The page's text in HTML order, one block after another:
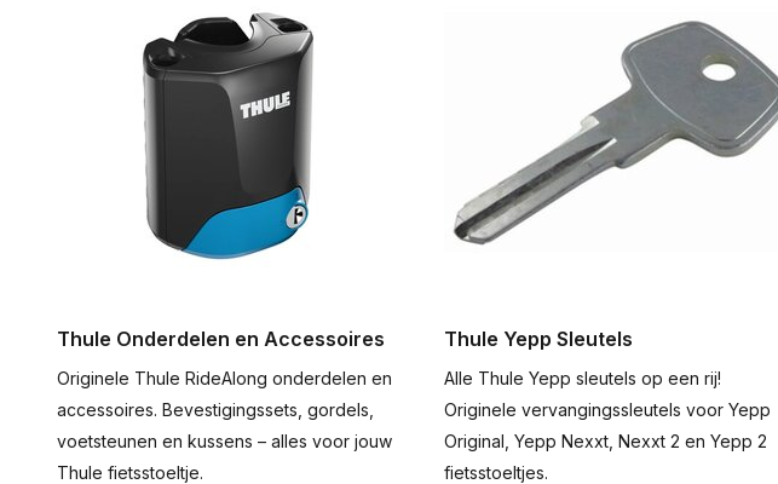
Thule Onderdelen en Accessoires
Originele Thule RideAlong onderdelen en
accessoires. Bevestigingssets, gordels,
voetsteunen en kussens – alles voor jouw
Thule fietsstoeltje.
Thule Yepp Sleutels
Alle Thule Yepp sleutels op een rij!
Originele vervangingssleutels voor Yepp
Original, Yepp Nexxt, Nexxt 2 en Yepp 2
fietsstoeltjes.